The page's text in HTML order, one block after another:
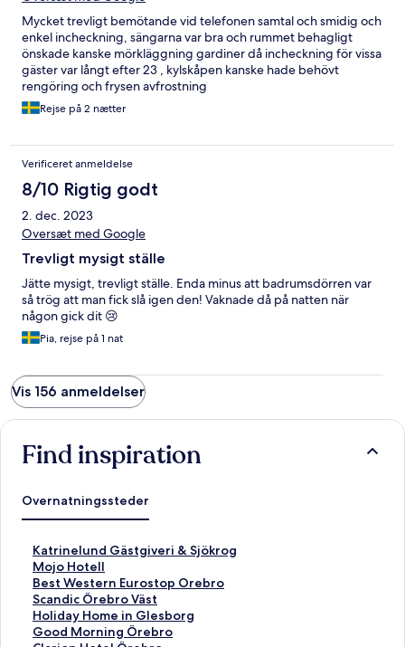
Mycket trevligt bemötande vid telefonen samtal och smidig och
enkel incheckning, sängarna var bra och rummet behagligt
önskade kanske mörkläggning gardiner då incheckning för vissa
gäster var långt efter 23 , kylskåpen kanske hade behövt
rengöring och frysen avfrostning
Rejse på 2 nætter
Verificeret anmeldelse
8/10 Rigtig godt
2. dec. 2023
Oversæt med Google
Trevligt mysigt ställe
Jätte mysigt, trevligt ställe. Enda minus att badrumsdörren var
så trög att man fick slå igen den! Vaknade då på natten när
någon gick dit 😢
Pia, rejse på 1 nat
Vis 156 anmeldelser
Find inspiration
Overnatningssteder
Katrinelund Gästgiveri & Sjökrog
L
i
n
k
å
b
Mojo Hotell
L
i
n
k
å
Best Western Eurostop Orebro
L
i
n
k
Scandic Örebro Väst
L
i
n
Holiday Home in Glesborg
L
iGood Morning Örebro
L